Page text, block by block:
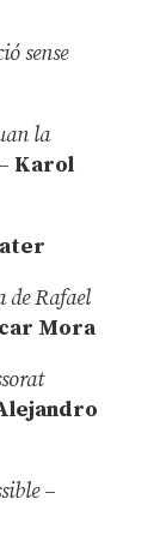
sense
la
– Karol
Rafael
Mora
–